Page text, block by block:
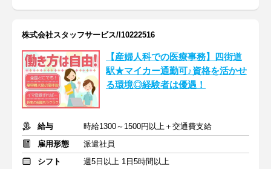
株式会社スタッフサービス/I10222516
【産婦人科での医療事務】四街道
駅★マイカー通勤可♪資格を活かせ
る環境◎経験者は優遇！
給与
時給1300～1500円以上＋交通費支給
雇用形態
派遣社員
シフト
週5日以上 1日5時間以上